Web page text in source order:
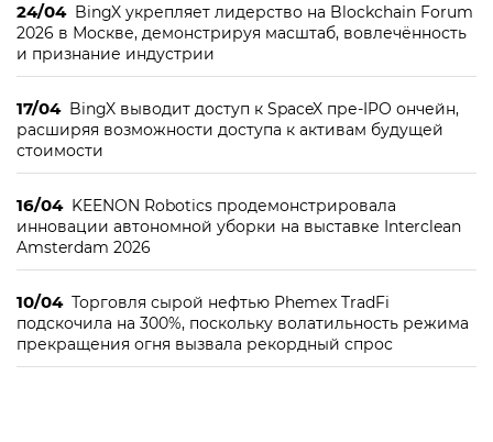
24/04 BingX укрепляет лидерство на Blockchain Forum
2026 в Москве, демонстрируя масштаб, вовлечённость
и признание индустрии
17/04 BingX выводит доступ к SpaceX пре-IPO ончейн,
расширяя возможности доступа к активам будущей
стоимости
16/04 KEENON Robotics продемонстрировала
инновации автономной уборки на выставке Interclean
Amsterdam 2026
10/04 Торговля сырой нефтью Phemex TradFi
подскочила на 300%, поскольку волатильность режима
прекращения огня вызвала рекордный спрос